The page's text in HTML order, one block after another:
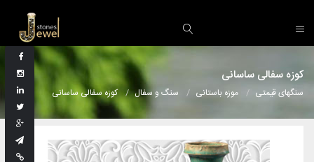
کوزه سفالی ساسانی
سنگهای قیمتی موزه باستانی سنگ و سفال کوزه سفالی ساسانی